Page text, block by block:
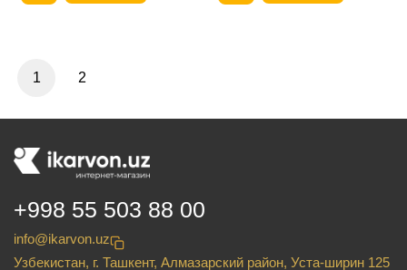
1 2
+998 55 503 88 00
info@ikarvon.uz
Узбекистан, г. Ташкент, Алмазарский район, Уста-ширин 125